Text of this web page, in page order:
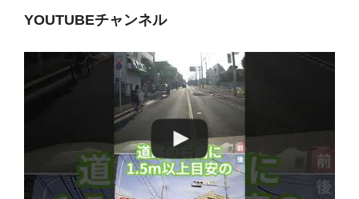
YOUTUBEチャンネル